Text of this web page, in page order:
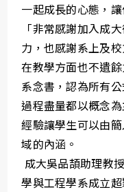
一起成長的心態，
「非常感謝加入成
力，也感謝系上及
在教學方面也不遺
系念書，認為所有
過程盡量都以概念
經驗讓學生可以由
域的內涵。
成大吳品頡助理教
學與工程學系成立